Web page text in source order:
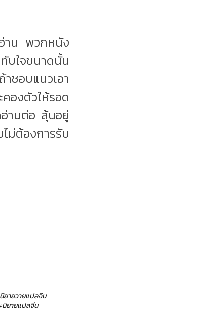
าน พวกหนัง
บใจขนาดนั้น
ชอบแนวเอา
องตัวให้รอด
อ่านต่อ ลุ้นอยู่
ม่ต้องการรับ
ยายวายแปลจีน
นิยายแปลจีน